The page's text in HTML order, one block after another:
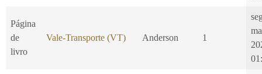
Página
de
livro
Vale-Transporte (VT) Anderson 1